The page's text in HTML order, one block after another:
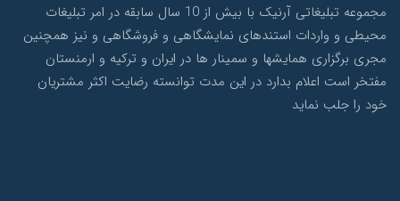
مجموعه تبلیغاتی آرنیک با بیش از 10 سال سابقه در امر تبلیغات
محیطی و واردات استندهای نمایشگاهی و فروشگاهی و نیز همچنین
مجری برگزاری همایشها و سمینار ها در ایران و ترکیه و ارمنستان
مفتخر است اعلام بدارد در این مدت توانسته رضایت اکثر مشتریان
خود را جلب نماید